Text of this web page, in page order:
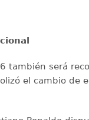
también será
el cambio de